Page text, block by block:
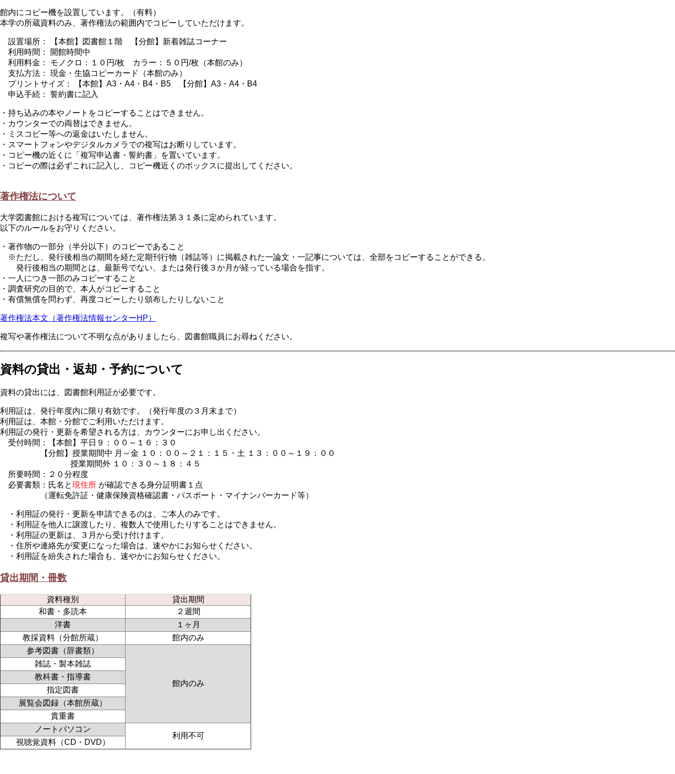
館内にコピー機を設置しています。（有料）
本学の所蔵資料のみ、著作権法の範囲内でコピーしていただけます。
設置場所： 【本館】図書館１階 【分館】新着雑誌コーナー
利用時間： 開館時間中
利用料金： モノクロ：１０円/枚 カラー：５０円/枚（本館のみ）
支払方法： 現金・生協コピーカード（本館のみ）
プリントサイズ： 【本館】A3・A4・B4・B5 【分館】A3・A4・B4
申込手続： 誓約書に記入
・持ち込みの本やノートをコピーすることはできません。
・カウンターでの両替はできません。
・ミスコピー等への返金はいたしません。
・スマートフォンやデジタルカメラでの複写はお断りしています。
・コピー機の近くに「複写申込書・誓約書」を置いています。
・コピーの際は必ずこれに記入し、コピー機近くのボックスに提出してください。
著作権法について
大学図書館における複写については、著作権法第３１条に定められています。
以下のルールをお守りください。
・著作物の一部分（半分以下）のコピーであること
※ただし、発行後相当の期間を経た定期刊行物（雑誌等）に掲載された一論文・一記事については、全部をコピーすることができる。
発行後相当の期間とは、最新号でない、または発行後３か月が経っている場合を指す。
・一人につき一部のみコピーすること
・調査研究の目的で、本人がコピーすること
・有償無償を問わず、再度コピーしたり頒布したりしないこと
著作権法本文（著作権法情報センターHP）
複写や著作権法について不明な点がありましたら、図書館職員にお尋ねください。
資料の貸出・返却・予約について
資料の貸出には、図書館利用証が必要です。
利用証は、発行年度内に限り有効です。（発行年度の３月末まで）
利用証は、本館・分館でご利用いただけます。
利用証の発行・更新を希望される方は、カウンターにお申し出ください。
受付時間：【本館】平日９：００～１６：３０
【分館】授業期間中 月～金 １０：００～２１：１５・土 １３：００～１９：００
授業期間外 １０：３０～１８：４５
所要時間：２０分程度
必要書類：氏名と現住所 が確認できる身分証明書１点
（運転免許証・健康保険資格確認書・パスポート・マイナンバーカード等）
・利用証の発行・更新を申請できるのは、ご本人のみです。
・利用証を他人に譲渡したり、複数人で使用したりすることはできません。
・利用証の更新は、３月から受け付けます。
・住所や連絡先が変更になった場合は、速やかにお知らせください。
・利用証を紛失された場合も、速やかにお知らせください。
貸出期間・冊数
資料種別
貸出期間
和書・多読本
２週間
洋書
１ヶ月
教採資料（分館所蔵）
館内のみ
参考図書（辞書類）
館内のみ
雑誌・製本雑誌
教科書・指導書
指定図書
展覧会図録（本館所蔵）
貴重書
ノートパソコン
利用不可
視聴覚資料（CD・DVD）